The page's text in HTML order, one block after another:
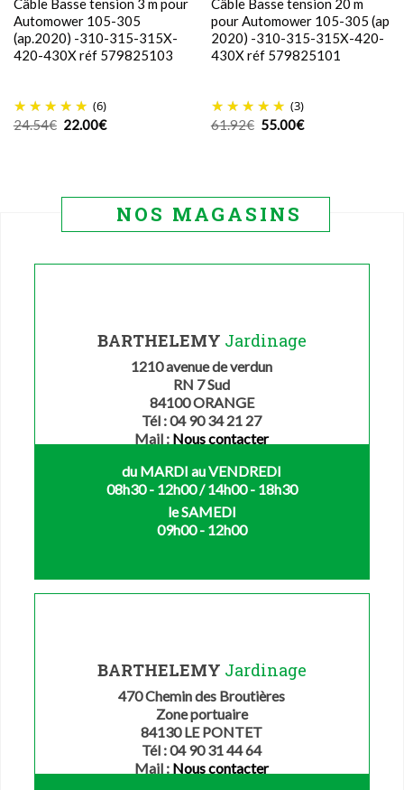
Câble Basse tension 3 m pour
Automower 105-305
(ap.2020) -310-315-315X-
420-430X réf 579825103
(6)
24.54€ Le
prix
22.00€Le
prix
Câble Basse tension 20 m
pour Automower 105-305 (ap
2020) -310-315-315X-420-
430X réf 579825101
(3)
61.92€ Le
prix
55.00€Le
prix
NOS MAGASINS
BARTHELEMY Jardinage
1210 avenue de verdun
RN 7 Sud
84100 ORANGE
Tél : 04 90 34 21 27
Mail : Nous contacter
du MARDI au VENDREDI
08h30 - 12h00 / 14h00 - 18h30
le SAMEDI
09h00 - 12h00
BARTHELEMY Jardinage
470 Chemin des Broutières
Zone portuaire
84130 LE PONTET
Tél : 04 90 31 44 64
Mail : Nous contacter